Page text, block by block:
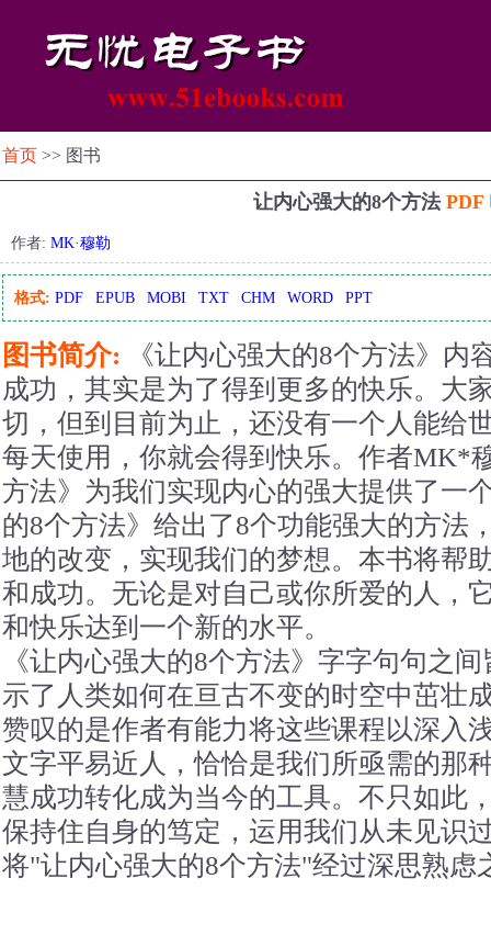
首页 >> 图书
让内心强大的8个方法 PDF
作者: MK·穆勒
格式: PDF EPUB MOBI TXT CHM WORD PPT
图书简介: 《让内心强大的8个方法》内
成功，其实是为了得到更多的快乐。大
切，但到目前为止，还没有一个人能给
每天使用，你就会得到快乐。作者MK*
方法》为我们实现内心的强大提供了一
的8个方法》给出了8个功能强大的方法
地的改变，实现我们的梦想。本书将帮
和成功。无论是对自己或你所爱的人，
和快乐达到一个新的水平。
《让内心强大的8个方法》字字句句之
示了人类如何在亘古不变的时空中茁壮
赞叹的是作者有能力将这些课程以深入
文字平易近人，恰恰是我们所亟需的那
慧成功转化成为当今的工具。不只如此
保持住自身的笃定，运用我们从未见识
将"让内心强大的8个方法"经过深思熟虑